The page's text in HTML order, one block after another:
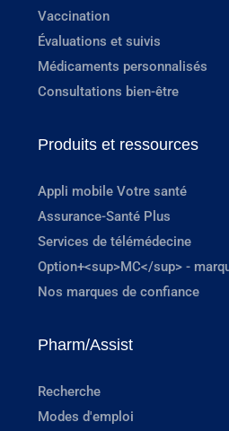
Vaccination
Évaluations et suivis
Médicaments personnalisés
Consultations bien-être
Produits et ressources
Appli mobile Votre santé
Assurance-Santé Plus
Services de télémédecine
Option+<sup>MC</sup> -
Nos marques de confiance
Pharm/Assist
Recherche
Modes d'emploi